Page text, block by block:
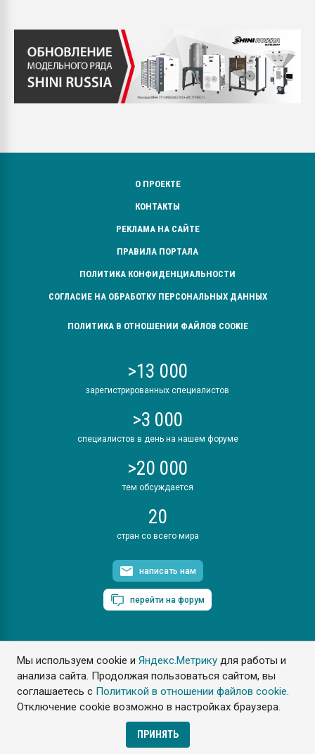
Мы используем cookie иЯндекс.Метрику для работы и
анализа сайта. Продолжая пользоваться сайтом, вы
соглашаетесь с Политикой в отношении файлов cookie.
Отключение cookie возможно в настройках браузера.
ПРИНЯТЬ
О ПРОЕКТЕ
КОНТАКТЫ
РЕКЛАМА НА САЙТЕ
ПРАВИЛА ПОРТАЛА
ПОЛИТИКА КОНФИДЕНЦИАЛЬНОСТИ
СОГЛАСИЕ НА ОБРАБОТКУ ПЕРСОНАЛЬНЫХ ДАННЫХ
ПОЛИТИКА В ОТНОШЕНИИ ФАЙЛОВ COOKIE
>13 000
зарегистрированных специалистов
>3 000
специалистов в день на нашем форуме
>20 000
тем обсуждается
20
стран со всего мира
написать нам
перейти на форум
ПластЭксперт © 2006. Все права защищены
Разрешается копирование материалов сайта с обязательной
ссылкой на www.e-plastic.ru
Разработка сайта